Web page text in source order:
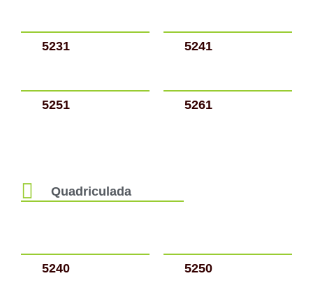
5231 5241
5251 5261
Quadriculada
5240 5250